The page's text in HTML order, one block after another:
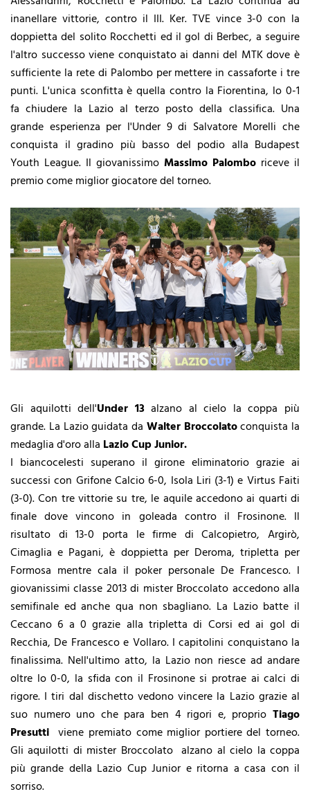
inanellare vittorie, contro il III. Ker. TVE vince 3-0 con la
doppietta del solito Rocchetti ed il gol di Berbec, a seguire
l'altro successo viene conquistato ai danni del MTK dove è
sufficiente la rete di Palombo per mettere in cassaforte i tre
punti. L'unica sconfitta è quella contro la Fiorentina, lo 0-1
fa chiudere la Lazio al terzo posto della classifica. Una
grande esperienza per l'Under 9 di Salvatore Morelli che
conquista il gradino più basso del podio alla Budapest
Youth League. Il giovanissimo Massimo Palombo riceve il
premio come miglior giocatore del torneo.
Gli aquilotti dell'Under 13alzano al cielo la coppa più
grande. La Lazio guidata da Walter Broccolatoconquista la
medaglia d'oro alla Lazio Cup Junior.
I biancocelesti superano il girone eliminatorio grazie ai
successi con Grifone Calcio 6-0, Isola Liri (3-1) e Virtus Faiti
(3-0). Con tre vittorie su tre, le aquile accedono ai quarti di
finale dove vincono in goleada contro il Frosinone. Il
risultato di 13-0 porta le firme di Calcopietro, Argirò,
Cimaglia e Pagani, è doppietta per Deroma, tripletta per
Formosa mentre cala il poker personale De Francesco. I
giovanissimi classe 2013 di mister Broccolato accedono alla
semifinale ed anche qua non sbagliano. La Lazio batte il
Ceccano 6 a 0 grazie alla tripletta di Corsi ed ai gol di
Recchia, De Francesco e Vollaro. I capitolini conquistano la
finalissima. Nell'ultimo atto, la Lazio non riesce ad andare
oltre lo 0-0, la sfida con il Frosinone si protrae ai calci di
rigore. I tiri dal dischetto vedono vincere la Lazio grazie al
suo numero uno che para ben 4 rigori e, proprio Tiago
Presutti viene premiato come miglior portiere del torneo.
Gli aquilotti di mister Broccolato alzano al cielo la coppa
più grande della Lazio Cup Junior e ritorna a casa con il
sorriso.